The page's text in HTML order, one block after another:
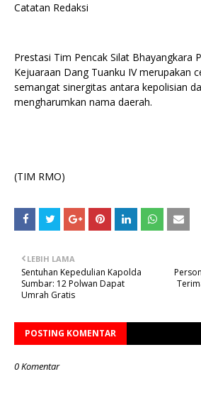
Catatan Redaksi
Prestasi Tim Pencak Silat Bhayangkara
Kejuaraan Dang Tuanku IV merupakan
semangat sinergitas antara kepolisian
mengharumkan nama daerah.
(TIM RMO)
LEBIH LAMA
Sentuhan Kepedulian Kapolda
Sumbar: 12 Polwan Dapat
Umrah Gratis
POSTING KOMENTAR
0 Komentar